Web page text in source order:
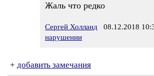
Жаль что редко
Сергей Холланд 08.12.2018
нарушении
+ добавить замечания